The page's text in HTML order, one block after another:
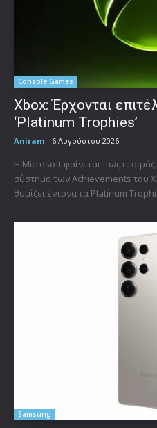
Console Games
Xbox: Έρχονται
‘Platinum Trophies’
Aniram - 6 Αυγούστου 2026
Η Microsoft φαίνεται πως
σύστημα των Achievements του
θυμίζει έντονα τα Platinum
Samsung